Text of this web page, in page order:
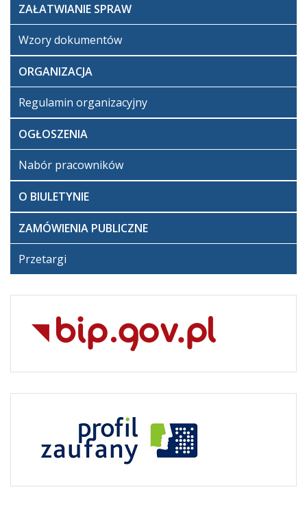
ZAŁATWIANIE SPRAW
Wzory dokumentów
ORGANIZACJA
Regulamin organizacyjny
OGŁOSZENIA
Nabór pracowników
O BIULETYNIE
ZAMÓWIENIA PUBLICZNE
Przetargi